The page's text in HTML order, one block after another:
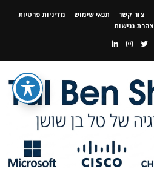
צור קשר תנאי שימוש
מדיניות פרטיות
נגישות